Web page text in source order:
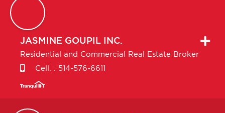
JASMINE GOUPIL INC.
Residential and Commercial Real Estate Broker
Cell. : 514-576-6611